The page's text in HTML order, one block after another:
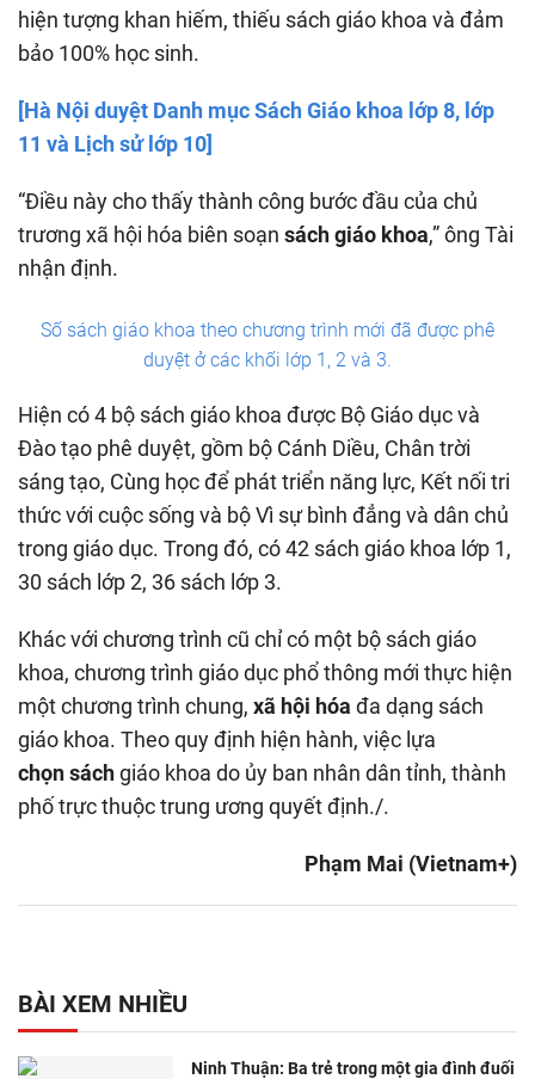
hiện tượng khan hiếm, thiếu sách giáo khoa và đảm
bảo 100% học sinh.
[Hà Nội duyệt Danh mục Sách Giáo khoa lớp 8, lớp
11 và Lịch sử lớp 10]
“Điều này cho thấy thành công bước đầu của chủ
trương xã hội hóa biên soạn sách giáo khoa,” ông Tài
nhận định.
Số sách giáo khoa theo chương trình mới đã được phê
duyệt ở các khối lớp 1, 2 và 3.
Hiện có 4 bộ sách giáo khoa được Bộ Giáo dục và
Đào tạo phê duyệt, gồm bộ Cánh Diều, Chân trời
sáng tạo, Cùng học để phát triển năng lực, Kết nối tri
thức với cuộc sống và bộ Vì sự bình đẳng và dân chủ
trong giáo dục. Trong đó, có 42 sách giáo khoa lớp 1,
30 sách lớp 2, 36 sách lớp 3.
Khác với chương trình cũ chỉ có một bộ sách giáo
khoa, chương trình giáo dục phổ thông mới thực hiện
một chương trình chung, xã hội hóa đa dạng sách
giáo khoa. Theo quy định hiện hành, việc lựa
chọn sáchgiáo khoa do ủy ban nhân dân tỉnh, thành
phố trực thuộc trung ương quyết định./.
Phạm Mai (Vietnam+)
BÀI XEM NHIỀU
Ninh Thuận: Ba trẻ trong một gia đình đuối